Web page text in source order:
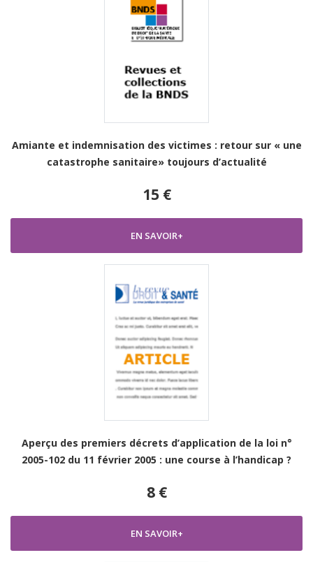
Amiante et indemnisation des victimes : retour sur « une
catastrophe sanitaire» toujours d’actualité
15 €
EN SAVOIR+
Aperçu des premiers décrets d’application de la loi n°
2005-102 du 11 février 2005 : une course à l’handicap ?
8 €
EN SAVOIR+